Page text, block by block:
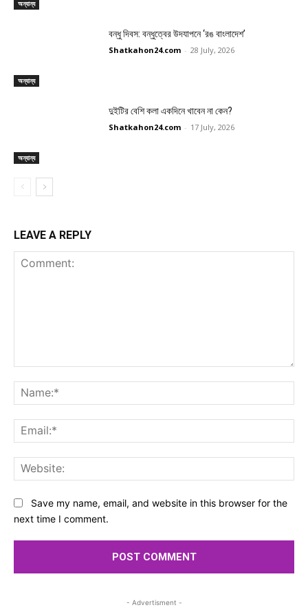
অন্যান্য
অন্যান্য
বন্ধু দিবস: বন্ধুত্বের উদযাপনে ‘রঙ বাংলাদেশ’
Shatkahon24.com - 28 July, 2026
অন্যান্য
দুইটির বেশি কলা একদিনে খাবেন না কেন?
Shatkahon24.com - 17 July, 2026
LEAVE A REPLY
Save my name, email, and website in this browser for the
next time I comment.
- Advertisment -